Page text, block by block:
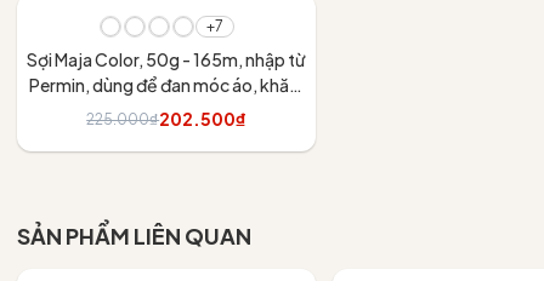
+7
Sợi Maja Color, 50g - 165m, nhập từ
Permin, dùng để đan móc áo, khăn,
váy
225.000₫202.500₫
SẢN PHẨM LIÊN QUAN